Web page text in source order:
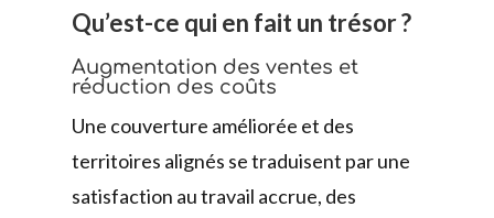
Qu’est-ce qui en fait un trésor ?
Augmentation des ventes et
réduction des coûts
Une couverture améliorée et des
territoires alignés se traduisent par une
satisfaction au travail accrue, des